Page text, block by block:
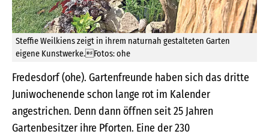
Steffie Weilkiens zeigt in ihrem naturnah gestalteten Garten
eigene Kunstwerke.Fotos: ohe
Fredesdorf (ohe). Gartenfreunde haben sich das dritte
Juniwochenende schon lange rot im Kalender
angestrichen. Denn dann öffnen seit 25 Jahren
Gartenbesitzer ihre Pforten. Eine der 230